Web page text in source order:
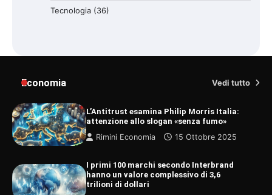
Tecnologia (36)
Economia Vedi tutto
L’Antitrust esamina Philip Morris Italia:
attenzione allo slogan «senza fumo»
Rimini Economia
15 Ottobre 2025
I primi 100 marchi secondo Interbrand
hanno un valore complessivo di 3,6
trilioni di dollari